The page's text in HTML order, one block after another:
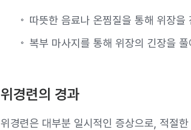
따뜻한 음료나 온찜질을 통해 위장을
복부 마사지를 통해 위장의 긴장을
위경련의 경과
위경련은 대부분 일시적인 증상으로, 적절